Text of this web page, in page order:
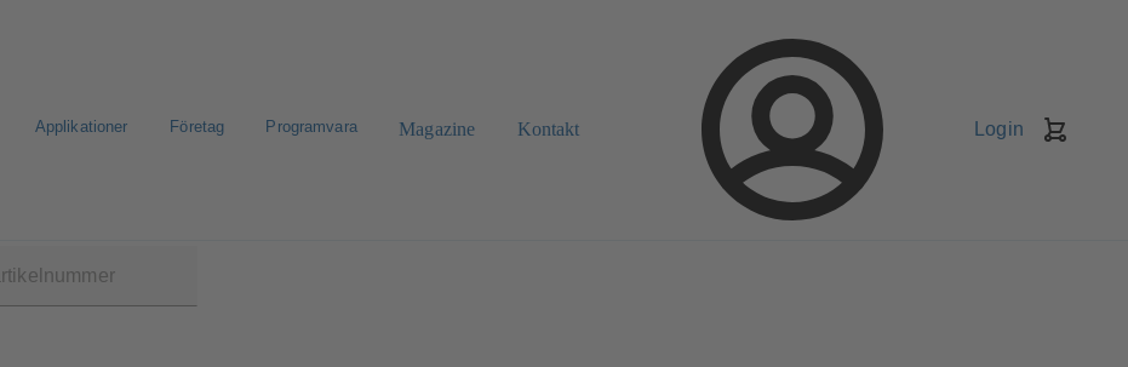
Applikationer Företag Programvara Magazine Kontakt Login